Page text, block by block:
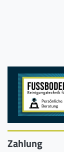
Zahlung